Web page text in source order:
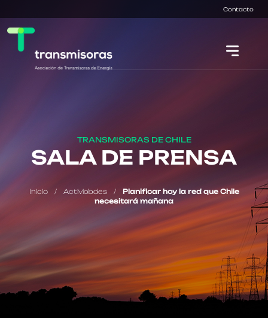
Contacto
TRANSMISORAS DE CHILE
SALA DE PRENSA
Inicio / Actividades /
Planificar hoy la red que Chile
necesitará mañana